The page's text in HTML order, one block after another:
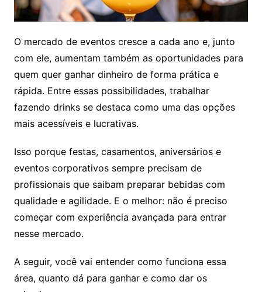
O mercado de eventos cresce a cada ano e, junto
com ele, aumentam também as oportunidades para
quem quer ganhar dinheiro de forma prática e
rápida. Entre essas possibilidades, trabalhar
fazendo drinks se destaca como uma das opções
mais acessíveis e lucrativas.
Isso porque festas, casamentos, aniversários e
eventos corporativos sempre precisam de
profissionais que saibam preparar bebidas com
qualidade e agilidade. E o melhor: não é preciso
começar com experiência avançada para entrar
nesse mercado.
A seguir, você vai entender como funciona essa
área, quanto dá para ganhar e como dar os